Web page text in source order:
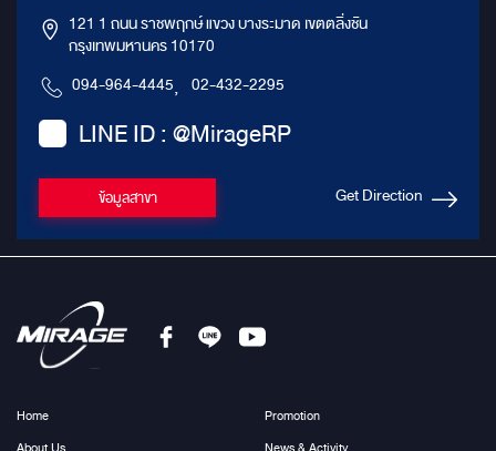
121 1 ถนน ราชพฤกษ์ แขวง บางระมาด เขตตลิ่งชัน
กรุงเทพมหานคร 10170
094-964-4445, 02-432-2295
LINE ID : @MirageRP
ข้อมูลสาขา Get Direction
Home
Promotion